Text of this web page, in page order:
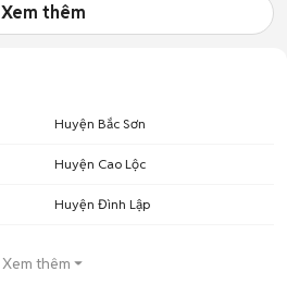
Xem thêm
Huyện Bắc Sơn
Huyện Cao Lộc
Huyện Đình Lập
Xem thêm